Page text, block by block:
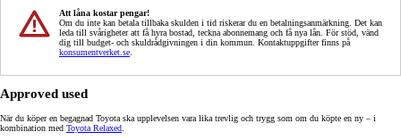
Att låna kostar pengar!
Om du inte kan betala tillbaka skulden i tid riskerar du en betalningsanmärkning. Det kan
leda till svårigheter att få hyra bostad, teckna abonnemang och få nya lån. För stöd, vänd
dig till budget- och skuldrådgivningen i din kommun. Kontaktuppgifter finns på
konsumentverket.se
Approved used
När du köper en begagnad Toyota ska upplevelsen vara lika trevlig och trygg som om du köpte en ny – i
kombination med Toyota Relaxed